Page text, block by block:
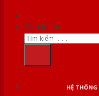
Tìm kiếm:
HỆ